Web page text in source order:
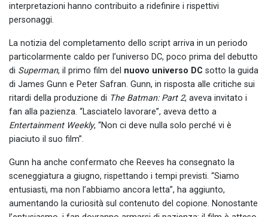
interpretazioni hanno contribuito a ridefinire i rispettivi
personaggi.
La notizia del completamento dello script arriva in un periodo
particolarmente caldo per l’universo DC, poco prima del debutto
di Superman, il primo film del nuovo universo DC sotto la guida
di James Gunn e Peter Safran. Gunn, in risposta alle critiche sui
ritardi della produzione di The Batman: Part 2, aveva invitato i
fan alla pazienza. “Lasciatelo lavorare”, aveva detto a
Entertainment Weekly, “Non ci deve nulla solo perché vi è
piaciuto il suo film”.
Gunn ha anche confermato che Reeves ha consegnato la
sceneggiatura a giugno, rispettando i tempi previsti. “Siamo
entusiasti, ma non l’abbiamo ancora letta”, ha aggiunto,
aumentando la curiosità sul contenuto del copione. Nonostante